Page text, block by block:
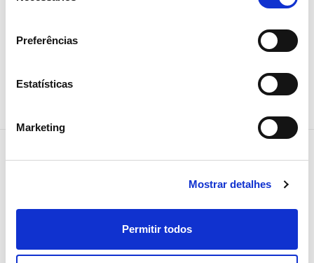
Preferências
Estatísticas
Marketing
Mostrar detalhes
Permitir todos
Receba todos os detalhes da
operação,